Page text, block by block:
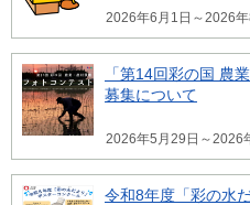
2026年6月1日～2026年
「第14回彩の国 農
募集について
2026年5月29日～2026
令和8年度「彩の水